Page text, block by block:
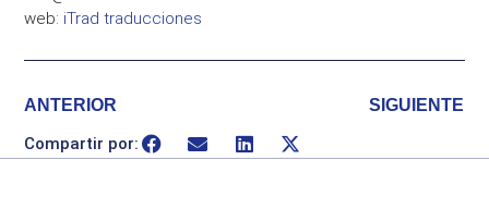
web: iTrad traducciones
ANTERIOR SIGUIENTE
Compartir por: